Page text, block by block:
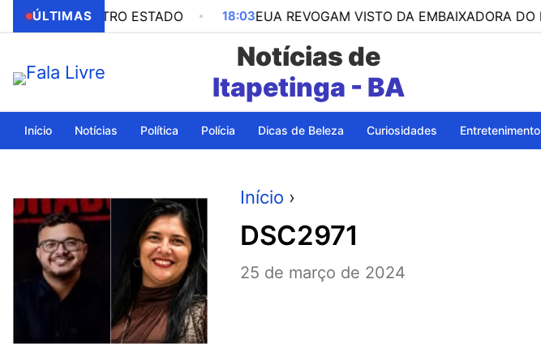
ÚLTIMAS
OUTRO ESTADO 18:03 EUA REVOGAM VISTO DA EMBAIXADORA DO BRASIL
Notícias de
Itapetinga
Início Notícias Política Polícia Dicas de Beleza Curiosidades Entretenimento
Início ›
DSC2971
25 de março de 2024